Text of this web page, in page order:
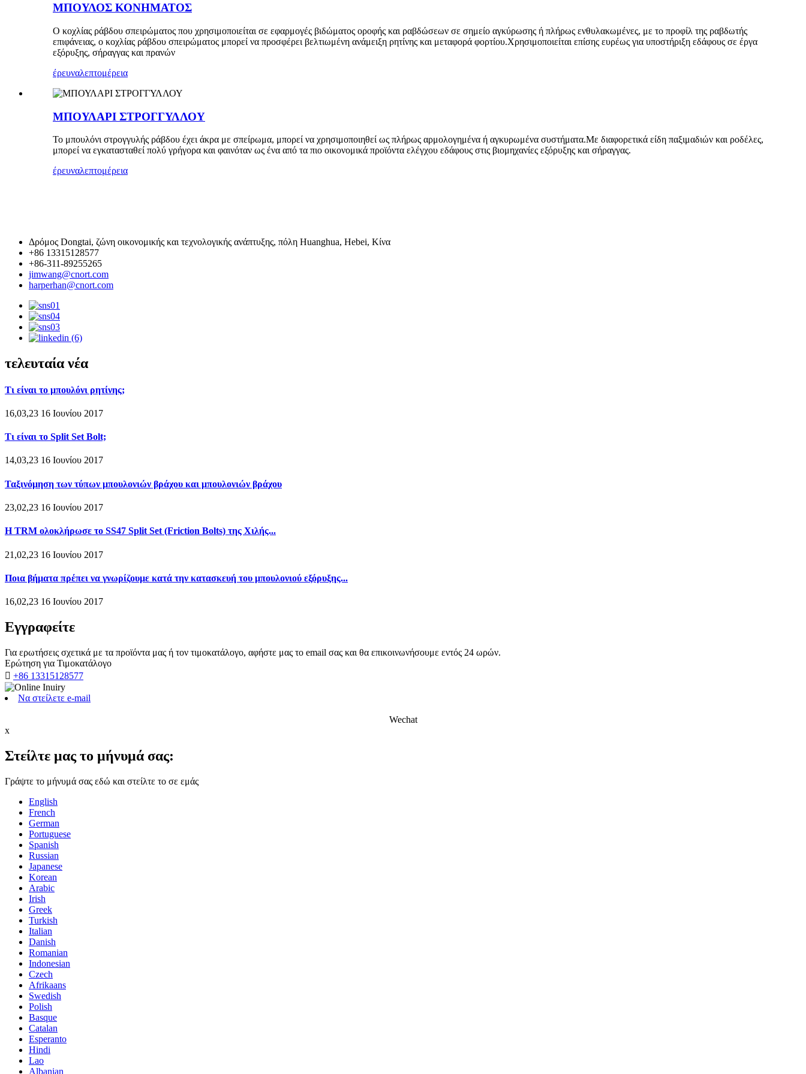
ΜΠΟΥΛΟΣ ΚΟΝΗΜΑΤΟΣ
Ο κοχλίας ράβδου σπειρώματος που χρησιμοποιείται σε εφαρμογές βιδώματος οροφής και ραβδώσεων σε σημείο αγκύρωσης ή πλήρως ενθυλακωμένες, με το προφίλ της ραβδωτής
επιφάνειας, ο κοχλίας ράβδου σπειρώματος μπορεί να προσφέρει βελτιωμένη ανάμειξη ρητίνης και μεταφορά φορτίου.Χρησιμοποιείται επίσης ευρέως για υποστήριξη εδάφους σε έργα
εξόρυξης, σήραγγας και πρανών
έρευναλεπτομέρεια
ΜΠΟΥΛΑΡΙ ΣΤΡΟΓΓΥΛΛΟΥ
Το μπουλόνι στρογγυλής ράβδου έχει άκρα με σπείρωμα, μπορεί να χρησιμοποιηθεί ως πλήρως αρμολογημένα ή αγκυρωμένα συστήματα.Με διαφορετικά είδη παξιμαδιών και ροδέλες,
μπορεί να εγκατασταθεί πολύ γρήγορα και φαινόταν ως ένα από τα πιο οικονομικά προϊόντα ελέγχου εδάφους στις βιομηχανίες εξόρυξης και σήραγγας.
έρευναλεπτομέρεια
Δρόμος Dongtai, ζώνη οικονομικής και τεχνολογικής ανάπτυξης, πόλη Huanghua, Hebei, Κίνα
+86 13315128577
+86-311-89255265
jimwang@cnort.com
harperhan@cnort.com
τελευταία νέα
Τι είναι το μπουλόνι ρητίνης;
16,03,23 16 Ιουνίου 2017
Τι είναι το Split Set Bolt;
14,03,23 16 Ιουνίου 2017
Ταξινόμηση των τύπων μπουλονιών βράχου και μπουλονιών βράχου
23,02,23 16 Ιουνίου 2017
Η TRM ολοκλήρωσε το SS47 Split Set (Friction Bolts) της Χιλής...
21,02,23 16 Ιουνίου 2017
Ποια βήματα πρέπει να γνωρίζουμε κατά την κατασκευή του μπουλονιού εξόρυξης...
16,02,23 16 Ιουνίου 2017
Εγγραφείτε
Για ερωτήσεις σχετικά με τα προϊόντα μας ή τον τιμοκατάλογο, αφήστε μας το email σας και θα επικοινωνήσουμε εντός 24 ωρών.
Ερώτηση για Τιμοκατάλογο
 +86 13315128577
Να στείλετε e-mail
Wechat
x
Στείλτε μας το μήνυμά σας:
Γράψτε το μήνυμά σας εδώ και στείλτε το σε εμάς
English
French
German
Portuguese
Spanish
Russian
Japanese
Korean
Arabic
Irish
Greek
Turkish
Italian
Danish
Romanian
Indonesian
Czech
Afrikaans
Swedish
Polish
Basque
Catalan
Esperanto
Hindi
Lao
Albanian